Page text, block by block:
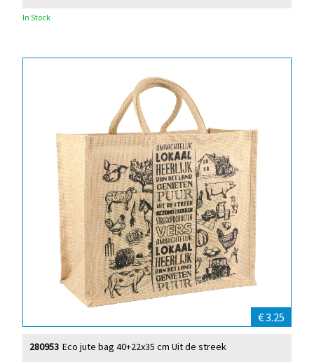
In Stock
€ 3.25
Eco jute bag 40+22x35 cm Uit de streek
280953